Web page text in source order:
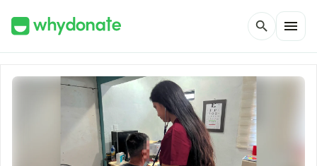
search menu